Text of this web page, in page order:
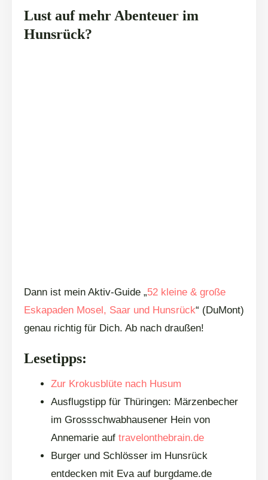
Lust auf mehr Abenteuer im
Hunsrück?
Dann ist mein Aktiv-Guide „52 kleine & große
Eskapaden Mosel, Saar und Hunsrück“ (DuMont)
genau richtig für Dich. Ab nach draußen!
Lesetipps:
Zur Krokusblüte nach Husum
Ausflugstipp für Thüringen: Märzenbecher
im Grossschwabhausener Hein von
Annemarie auf travelonthebrain.de
Burger und Schlösser im Hunsrück
entdecken mit Eva auf burgdame.de